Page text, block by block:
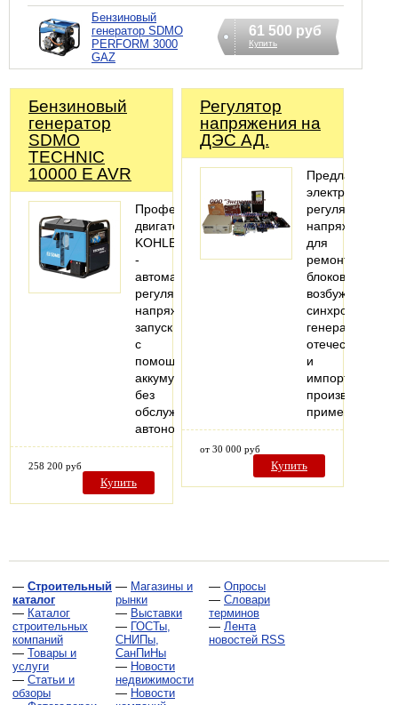
Бензиновый
генератор SDMO
PERFORM 3000
GAZ
61 500 руб
Купить
Бензиновый
генератор
SDMO
TECHNIC
10000 E AVR
Профессиональный
двигатель
KOHLER.AVR
-
автоматический
регулятор
напряжения.Электрический
запуск
с
помощью
аккумулятора
без
обслуживания.Большая
автономность…
258 200 руб
Купить
Регулятор
напряжения на
ДЭС АД.
Предлагаем
электронные
регуляторы
напряжения
для
ремонта
блоков
возбуждения
синхронных
генераторов
отечественного
и
импортного
производства,
от 30 000 руб
Купить
— Строительный
каталог
— Каталог
строительных
компаний
— Товары и
услуги
— Статьи и
обзоры
— Магазины и
рынки
— Выставки
— ГОСТы,
СНИПы,
СанПиНы
— Новости
недвижимости
— Новости
— Опросы
— Словари
терминов
— Лента
новостей RSS